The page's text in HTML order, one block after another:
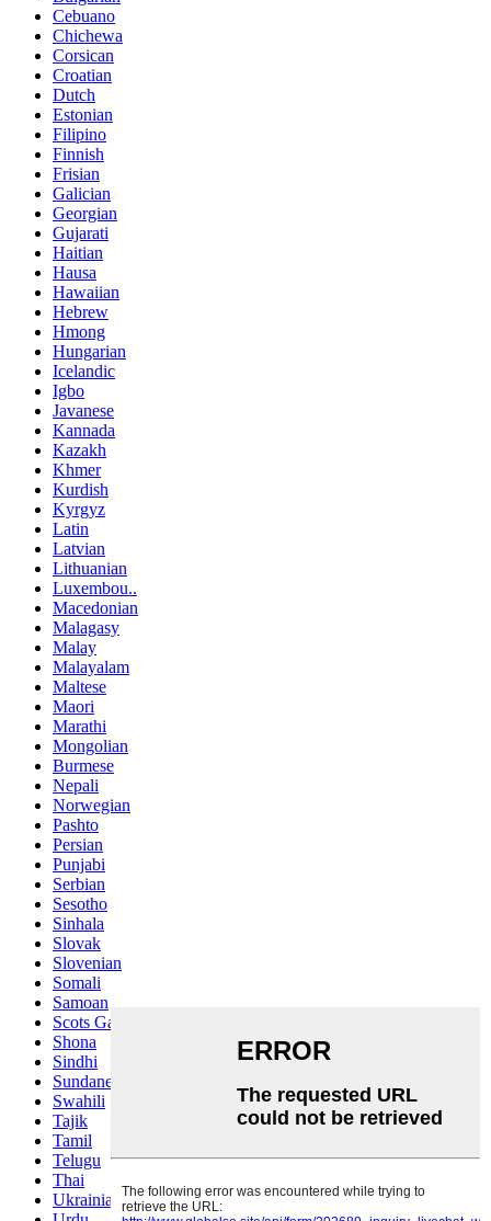
Cebuano
Chichewa
Corsican
Croatian
Dutch
Estonian
Filipino
Finnish
Frisian
Galician
Georgian
Gujarati
Haitian
Hausa
Hawaiian
Hebrew
Hmong
Hungarian
Icelandic
Igbo
Javanese
Kannada
Kazakh
Khmer
Kurdish
Kyrgyz
Latin
Latvian
Lithuanian
Luxembou..
Macedonian
Malagasy
Malay
Malayalam
Maltese
Maori
Marathi
Mongolian
Burmese
Nepali
Norwegian
Pashto
Persian
Punjabi
Serbian
Sesotho
Sinhala
Slovak
Slovenian
Somali
Samoan
Scots Gaelic
Shona
Sindhi
Sundanese
Swahili
Tajik
Tamil
Telugu
Thai
Ukrainian